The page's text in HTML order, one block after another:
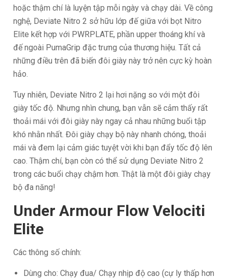
hoặc thậm chí là luyện tập mỗi ngày và chạy dài. Về công
nghệ, Deviate Nitro 2 sở hữu lớp đế giữa với bọt Nitro
Elite kết hợp với PWRPLATE, phần upper thoáng khí và
đế ngoài PumaGrip đặc trưng của thương hiệu. Tất cả
những điều trên đã biến đôi giày này trở nên cực kỳ hoàn
hảo.
Tuy nhiên, Deviate Nitro 2 lại hơi nặng so với một đôi
giày tốc độ. Nhưng nhìn chung, bạn vẫn sẽ cảm thấy rất
thoải mái với đôi giày này ngay cả nhau những buổi tập
khó nhằn nhất. Đôi giày chạy bộ này nhanh chóng, thoải
mái và đem lại cảm giác tuyệt vời khi bạn đẩy tốc độ lên
cao. Thậm chí, bạn còn có thể sử dụng Deviate Nitro 2
trong các buổi chạy chậm hơn. Thật là một đôi giày chạy
bộ đa năng!
Under Armour Flow Velociti
Elite
Các thông số chính:
Dùng cho: Chạy đua/ Chạy nhịp độ cao (cự ly thấp hơn